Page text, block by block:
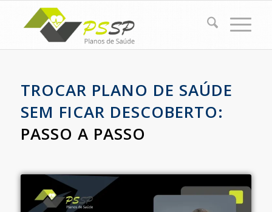
TROCAR PLANO DE SAÚDE
SEM FICAR DESCOBERTO:
PASSO A PASSO